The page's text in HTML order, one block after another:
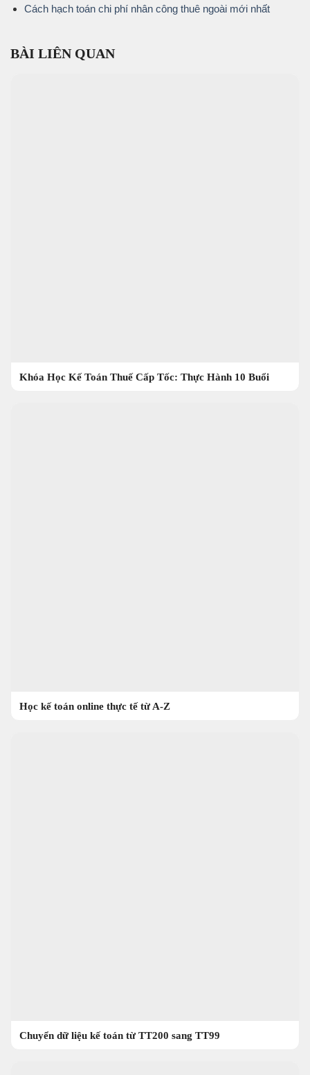
Cách hạch toán chi phí nhân công thuê ngoài mới nhất
BÀI LIÊN QUAN
Khóa Học Kế Toán Thuế Cấp Tốc: Thực Hành 10 Buổi
Học kế toán online thực tế từ A-Z
Chuyển dữ liệu kế toán từ TT200 sang TT99